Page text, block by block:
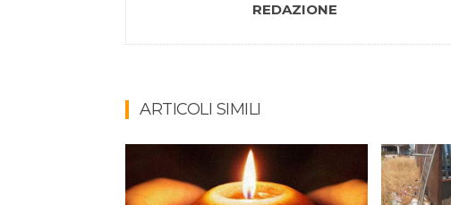
REDAZIONE
ARTICOLI SIMILI